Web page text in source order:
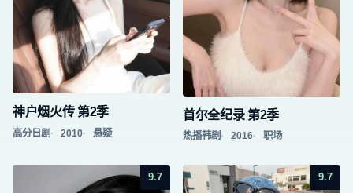
神户烟火传 第2季
高分日剧 2010 悬疑
首尔全纪录 第2季
热播韩剧 2016 职场
9.7 9.7